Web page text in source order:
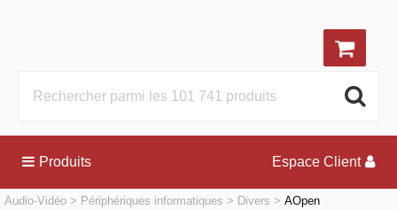
Produits Espace Client
Audio-Vidéo Périphériques informatiques Divers AOpen